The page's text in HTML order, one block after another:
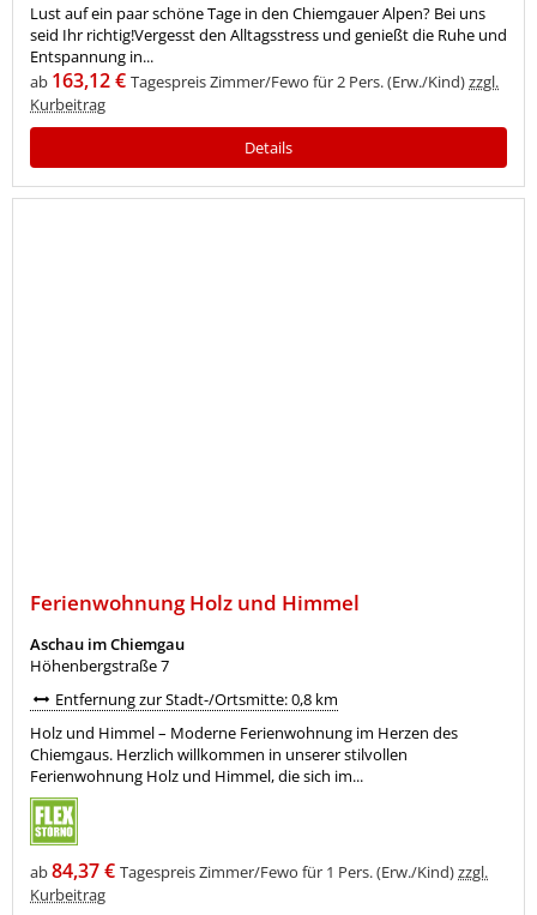
Lust auf ein paar schöne Tage in den Chiemgauer Alpen? Bei uns
seid Ihr richtig!Vergesst den Alltagsstress und genießt die Ruhe und
Entspannung in...
ab 163,12 € Tagespreis Zimmer/Fewo für 2 Pers. (Erw./Kind)zzgl.
Kurbeitrag
Details
Ferienwohnung Holz und Himmel
Aschau im Chiemgau
Höhenbergstraße 7
Entfernung zur Stadt-/Ortsmitte: 0,8 km
Holz und Himmel – Moderne Ferienwohnung im Herzen des
Chiemgaus. Herzlich willkommen in unserer stilvollen
Ferienwohnung Holz und Himmel, die sich im...
ab84,37 € Tagespreis Zimmer/Fewo für 1 Pers. (Erw./Kind)zzgl.
Kurbeitrag